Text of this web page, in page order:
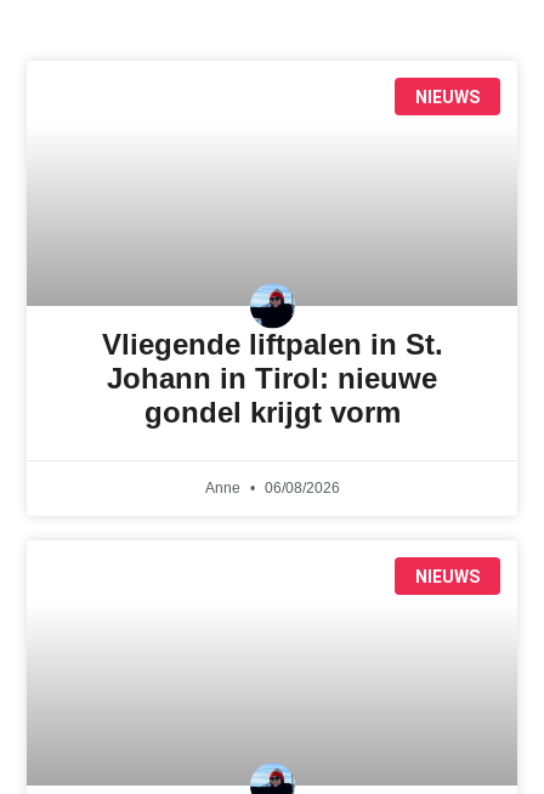
NIEUWS
Vliegende liftpalen in St.
Johann in Tirol: nieuwe
gondel krijgt vorm
Anne 06/08/2026
NIEUWS